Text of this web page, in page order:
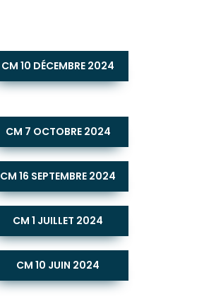
CM 10 DÉCEMBRE 2024
CM 7 OCTOBRE 2024
CM 16 SEPTEMBRE 2024
CM 1 JUILLET 2024
CM 10 JUIN 2024